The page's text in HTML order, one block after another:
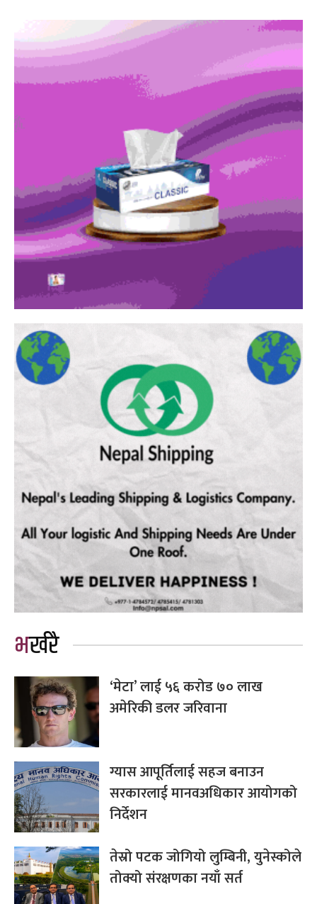
भर्खरै
‘मेटा’ लाई ५६ करोड ७० लाख
अमेरिकी डलर जरिवाना
ग्यास आपूर्तिलाई सहज बनाउन
सरकारलाई मानवअधिकार आयोगको
निर्देशन
तेस्रो पटक जोगियो लुम्बिनी, युनेस्कोले
तोक्यो संरक्षणका नयाँ सर्त